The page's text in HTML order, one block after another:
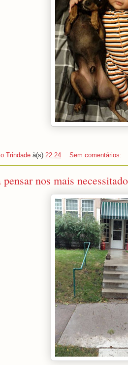
Trindade à(s) 22:24 Sem comentários:
nos mais